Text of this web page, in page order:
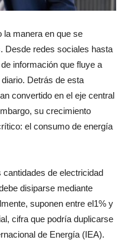
la manera en que se
Desde redes sociales hasta
información que fluye a
Detrás de esta
convertido en el eje central
su crecimiento
el consumo de energía
de electricidad
disiparse mediante
suponen entre el1% y
cifra que podría duplicarse
de Energía (IEA).